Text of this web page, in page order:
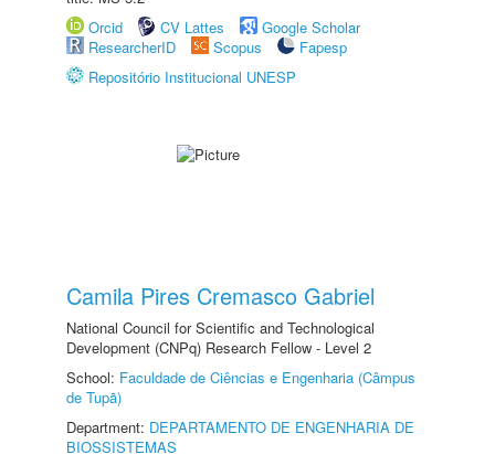
Orcid
CV Lattes
Google Scholar
ResearcherID
Scopus
Fapesp
Repositório Institucional UNESP
Camila Pires Cremasco Gabriel
National Council for Scientific and Technological
Development (CNPq) Research Fellow - Level 2
School: Faculdade de Ciências e Engenharia (Câmpus
de Tupã)
Department: DEPARTAMENTO DE ENGENHARIA DE
BIOSSISTEMAS